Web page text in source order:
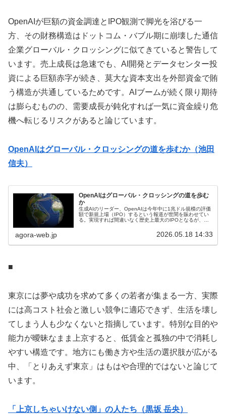
OpenAIが巨額の資金調達とIPO観測で脚光を浴びる一
方、その財務構造はドットコム・バブル期に崩壊した通信
企業グローバル・クロッシングに似てきていると警告して
います。売上成長は急速でも、AI開発とデータセンター投
資による巨額赤字が続き、莫大な資本支出を外部資金で賄
う構造が共通しているためです。AIブームが続く限り期待
は膨らむものの、需要成長が鈍化すれば一気に資金繰り危
機へ転じるリスクがあると論じています。
OpenAIはグローバル・クロッシングの道を歩むか（池田
信夫）
OpenAIはグローバル・クロッシングの道を歩む
か
生成AIのリーダー、OpenAIは今年中に1兆ドル規模の評価
額で新規上場（IPO）するという報道が世間を賑わせてい
る。実現すれば間違いなく歴史上最大のIPOとなるが、そ
agora-web.jp 2026.05.18 14:33
■
東京には夢や成功を求めて多くの若者が集まる一方、実際
には高コスト社会と激しい競争に適応できず、生活を壊し
てしまう人も少なくないと指摘しています。特別な目的や
能力が曖昧なまま上京すると、低賃金と孤独の中で消耗し
やすい構造です。地方にも働き方や生活の選択肢が広がる
中、「とりあえず東京」はもはや合理的ではないと論じて
います。
「上京しちゃいけない側」の人たち（黒坂 岳央）